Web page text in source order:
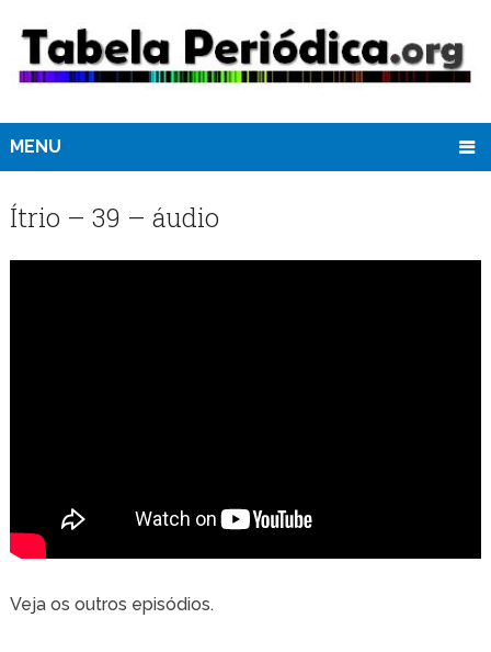
MENU
Ítrio – 39 – áudio
Veja os outros episódios.